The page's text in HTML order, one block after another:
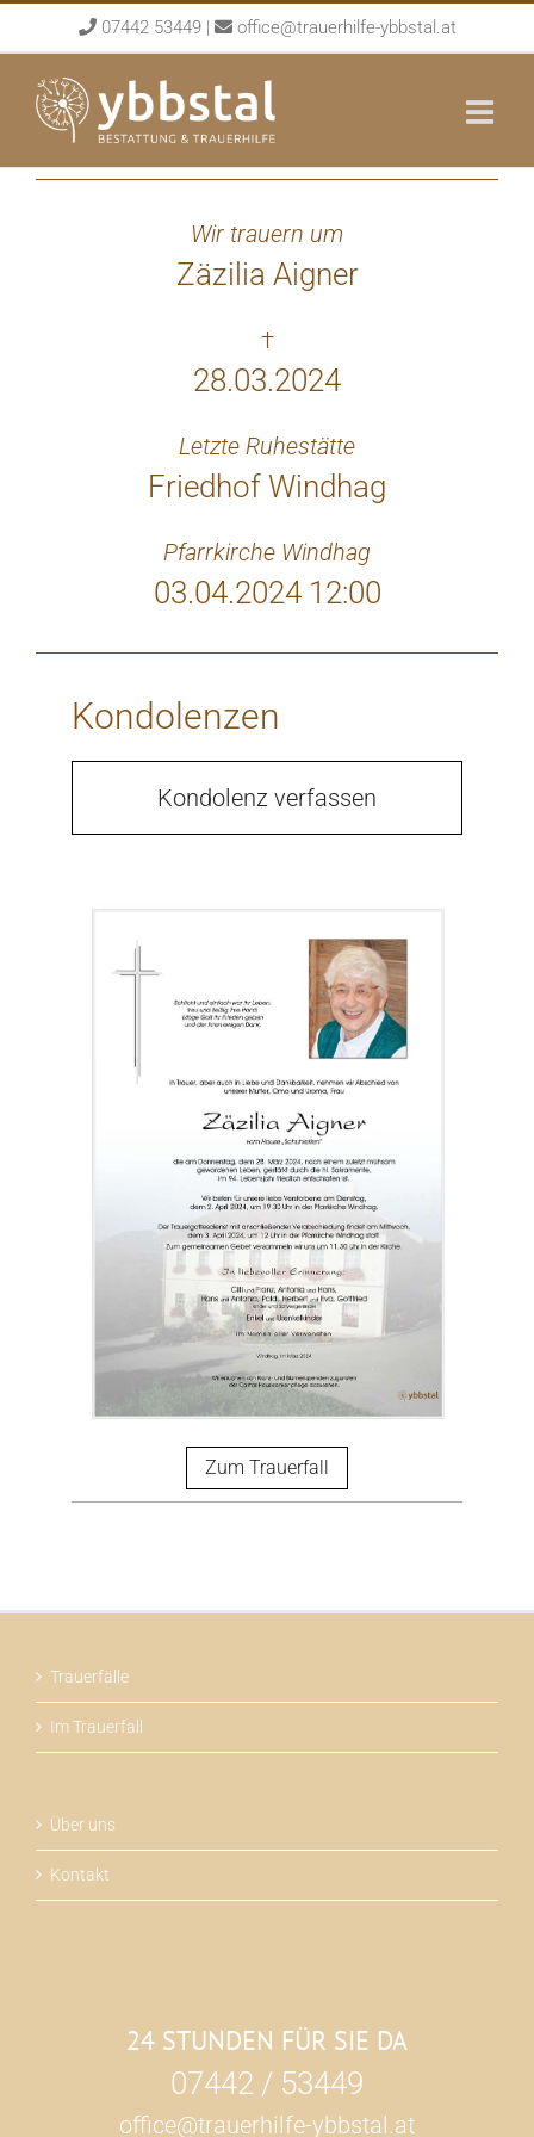
to
content
07442 53449| office@trauerhilfe-ybbstal.at
Wir trauern um
Zäzilia Aigner
†
28.03.2024
Letzte Ruhestätte
Friedhof Windhag
Pfarrkirche Windhag
03.04.2024 12:00
Kondolenzen
Kondolenz verfassen
Zum Trauerfall
Trauerfälle
Im Trauerfall
Über uns
Kontakt
24 STUNDEN FÜR SIE DA
07442 / 53449
office@trauerhilfe-ybbstal.at